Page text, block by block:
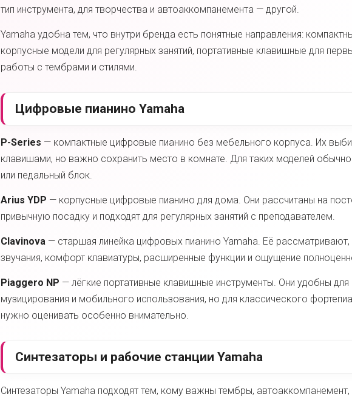
тип инструмента, для творчества и автоаккомпанемента — другой.
Yamaha удобна тем, что внутри бренда есть понятные направления:
корпусные модели для регулярных занятий, портативные клавишные для
работы с тембрами и стилями.
Цифровые пианино Yamaha
P-Series — компактные цифровые пианино без мебельного корпуса. Их
клавишами, но важно сохранить место в комнате. Для таких моделей
или педальный блок.
Arius YDP — корпусные цифровые пианино для дома. Они рассчитаны на
привычную посадку и подходят для регулярных занятий с преподавателем.
Clavinova — старшая линейка цифровых пианино Yamaha. Её
звучания, комфорт клавиатуры, расширенные функции и ощущение
Piaggero NP — лёгкие портативные клавишные инструменты. Они удобны для
музицирования и мобильного использования, но для классического
нужно оценивать особенно внимательно.
Синтезаторы и рабочие станции Yamaha
Синтезаторы Yamaha подходят тем, кому важны тембры,